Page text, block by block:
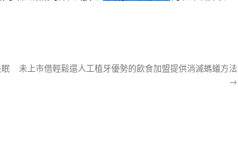
未上市借輕鬆還人工植牙優勢的飲食加盟提供消滅螞蟻方法
→